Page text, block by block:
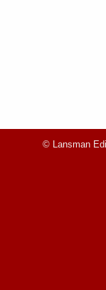
© Lansman